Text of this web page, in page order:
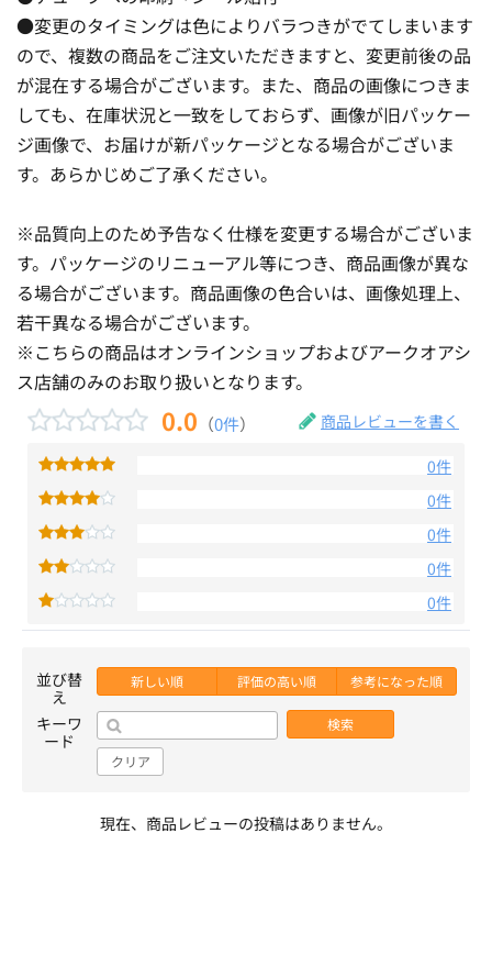
●変更のタイミングは色によりバラつきがでてしまいます
ので、複数の商品をご注文いただきますと、変更前後の品
が混在する場合がございます。また、商品の画像につきま
しても、在庫状況と一致をしておらず、画像が旧パッケー
ジ画像で、お届けが新パッケージとなる場合がございま
す。あらかじめご了承ください。
※品質向上のため予告なく仕様を変更する場合がございま
す。パッケージのリニューアル等につき、商品画像が異な
る場合がございます。商品画像の色合いは、画像処理上、
若干異なる場合がございます。
※こちらの商品はオンラインショップおよびアークオアシ
ス店舗のみのお取り扱いとなります。
0.0 （0件） 商品レビューを書く
0件
0件
0件
0件
0件
並び替
え
新しい順 評価の高い順 参考になった順
キーワ
ード
検索
クリア
現在、商品レビューの投稿はありません。